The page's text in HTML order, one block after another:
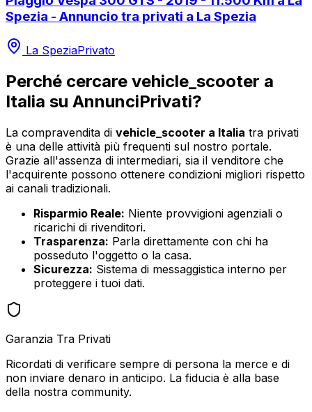
Spezia - Annuncio tra privati a La Spezia
La SpeziaPrivato
Perché cercare vehicle_scooter a
Italia su AnnunciPrivati?
La compravendita di vehicle_scooter a Italia tra privati
è una delle attività più frequenti sul nostro portale.
Grazie all'assenza di intermediari, sia il venditore che
l'acquirente possono ottenere condizioni migliori rispetto
ai canali tradizionali.
Risparmio Reale: Niente provvigioni agenziali o
ricarichi di rivenditori.
Trasparenza: Parla direttamente con chi ha
posseduto l'oggetto o la casa.
Sicurezza: Sistema di messaggistica interno per
proteggere i tuoi dati.
Garanzia Tra Privati
Ricordati di verificare sempre di persona la merce e di
non inviare denaro in anticipo. La fiducia è alla base
della nostra community.